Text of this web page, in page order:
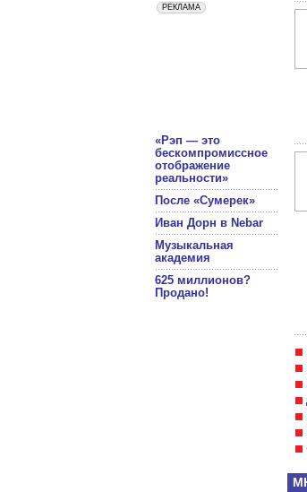
«Рэп — это
бескомпромиссное
отображение
реальности»
После «Сумерек»
Иван Дорн в Nebar
Музыкальная
академия
625 миллионов?
Продано!